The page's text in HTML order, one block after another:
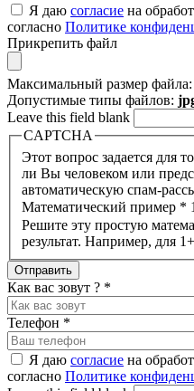
Я даю согласие на
согласно Политике
Прикрепить файл
Максимальный размер файла:
Допустимые типы файлов:
Leave this field blank
CAPTCHA
Этот вопрос задается для
ли Вы человеком или
автоматическую спам-
Математический пример *
Решите эту простую
результат. Например, для
Как вас зовут ? *
Телефон *
Я даю согласие на
согласно Политике